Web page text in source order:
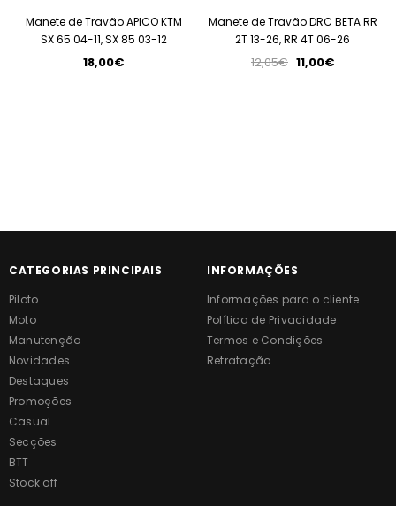
Manete de Travão APICO KTM
SX 65 04-11, SX 85 03-12
18,00€
Manete de Travão DRC BETA RR
2T 13-26, RR 4T 06-26
12,05€ 11,00€
CATEGORIAS PRINCIPAIS
Piloto
Moto
Manutenção
Novidades
Destaques
Promoções
Casual
Secções
BTT
Stock off
INFORMAÇÕES
Informações para o cliente
Política de Privacidade
Termos e Condições
Retratação